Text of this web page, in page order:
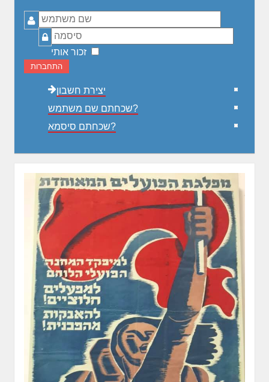
שם
משתמש
סיסמה
זכור אותי
התחברות
יצירת חשבון
שכחתם שם משתמש?
שכחתם סיסמא?